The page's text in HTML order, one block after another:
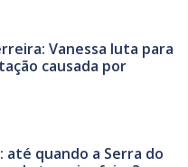
Vanessa luta para
causada por
até quando a Serra do